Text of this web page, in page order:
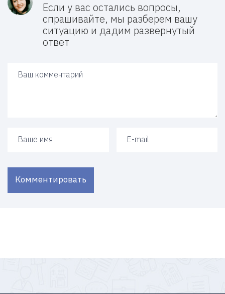
Если у вас остались вопросы,
спрашивайте, мы разберем вашу
ситуацию и дадим развернутый
ответ
Комментировать